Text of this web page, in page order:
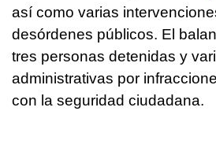
así como varias
desórdenes públicos. El
tres personas detenidas y
administrativas por
con la seguridad ciudadana.